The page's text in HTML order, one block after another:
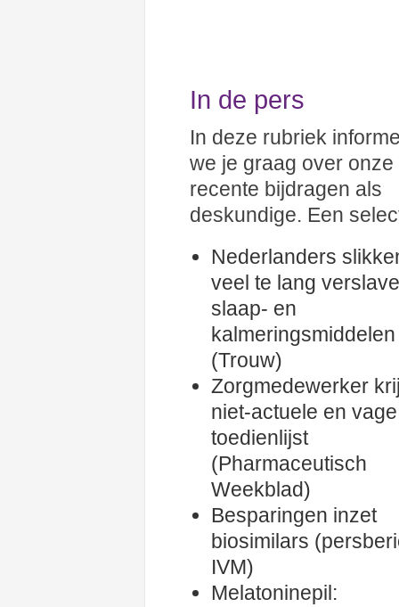
In de pers
In deze rubriek
we je graag over onze
recente bijdragen als
deskundige. Een
Nederlanders
veel te lang
slaap- en
kalmeringsmiddelen
(Trouw)
Zorgmedewerker
niet-actuele en vage
toedienlijst
(Pharmaceutisch
Weekblad)
Besparingen inzet
biosimilars
IVM)
Melatoninepil: